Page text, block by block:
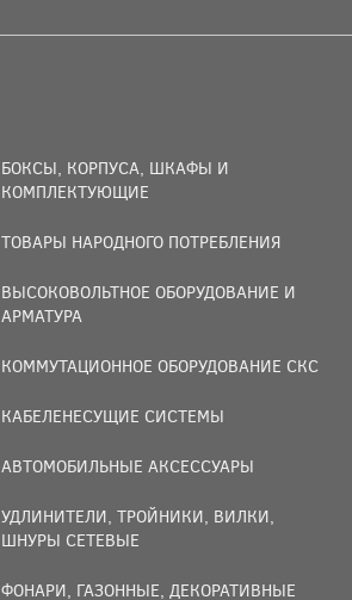
БОКСЫ, КОРПУСА, ШКАФЫ И
КОМПЛЕКТУЮЩИЕ
ТОВАРЫ НАРОДНОГО ПОТРЕБЛЕНИЯ
ВЫСОКОВОЛЬТНОЕ ОБОРУДОВАНИЕ И
АРМАТУРА
КОММУТАЦИОННОЕ ОБОРУДОВАНИЕ СКС
КАБЕЛЕНЕСУЩИЕ СИСТЕМЫ
АВТОМОБИЛЬНЫЕ АКСЕССУАРЫ
УДЛИНИТЕЛИ, ТРОЙНИКИ, ВИЛКИ,
ШНУРЫ СЕТЕВЫЕ
ФОНАРИ, ГАЗОННЫЕ, ДЕКОРАТИВНЫЕ